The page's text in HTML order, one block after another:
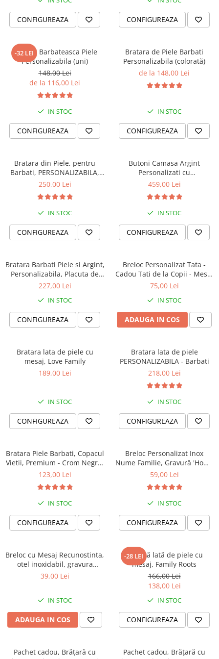
Bratari cu Nume
Bratari cu Mesaje Motivationale
Bratari Personalizate pt. BARBATI
Bratari Personalizate FEMEI iubite
Bratari Personalizate pt CUPLURI
nazdravani
Bratara Te Iubim Tati
Bratari Baieti
Bratari Fete
Bratari din Piele
Bratari din Pietre Semipretioase
Bratari Zodii cu Dichis
Semipretioase
Bratari pentru Aromaterapie
Bratari cu Perle Naturale
Cadouri Prieteni
Cadouri Amuzante
Seturi Cadou
Banut Mot
CONFIGUREAZA CONFIGUREAZA
-32 LEI
Bratara Barbateasca Piele
Personalizabila (uni)
148,00 Lei
de la 116,00 Lei
IN STOC
CONFIGUREAZA
Bratara de Piele Barbati
Personalizabila (colorată)
de la 148,00 Lei
IN STOC
CONFIGUREAZA
Bratara din Piele, pentru
Barbati, PERSONALIZABILA,
Slide Force (casual)
250,00 Lei
IN STOC
CONFIGUREAZA
Butoni Camasa Argint
Personalizati cu
Initiale/Mesaj/Simbol
459,00 Lei
IN STOC
CONFIGUREAZA
Bratara Barbati Piele si Argint,
Personalizabila, Placuta de
Argint 925 Gravata
227,00 Lei
IN STOC
CONFIGUREAZA
Breloc Personalizat Tata -
Cadou Tati de la Copii - Mesaj
Emoționant - Inox Bară - Cutie
75,00 Lei
IN STOC
ADAUGA IN COS
Bratara lata de piele cu
mesaj, Love Family
189,00 Lei
IN STOC
CONFIGUREAZA
Bratara lata de piele
PERSONALIZABILA - Barbati
218,00 Lei
IN STOC
CONFIGUREAZA
Bratara Piele Barbati, Copacul
Vietii, Premium - Crom Negru,
(classic)
123,00 Lei
IN STOC
CONFIGUREAZA
Breloc Personalizat Inox
Nume Familie, Gravură 'Home
Sweet Home', Cadou Casă
59,00 Lei
IN STOC
CONFIGUREAZA
Breloc cu Mesaj Recunostinta,
otel inoxidabil, gravura
personalizata
39,00 Lei
IN STOC
ADAUGA IN COS
-28 LEI
Brățară lată de piele cu
mesaj, Family Roots
166,00 Lei
138,00 Lei
IN STOC
CONFIGUREAZA
Pachet cadou, Brățară cu
Pachet cadou, Brățară cu